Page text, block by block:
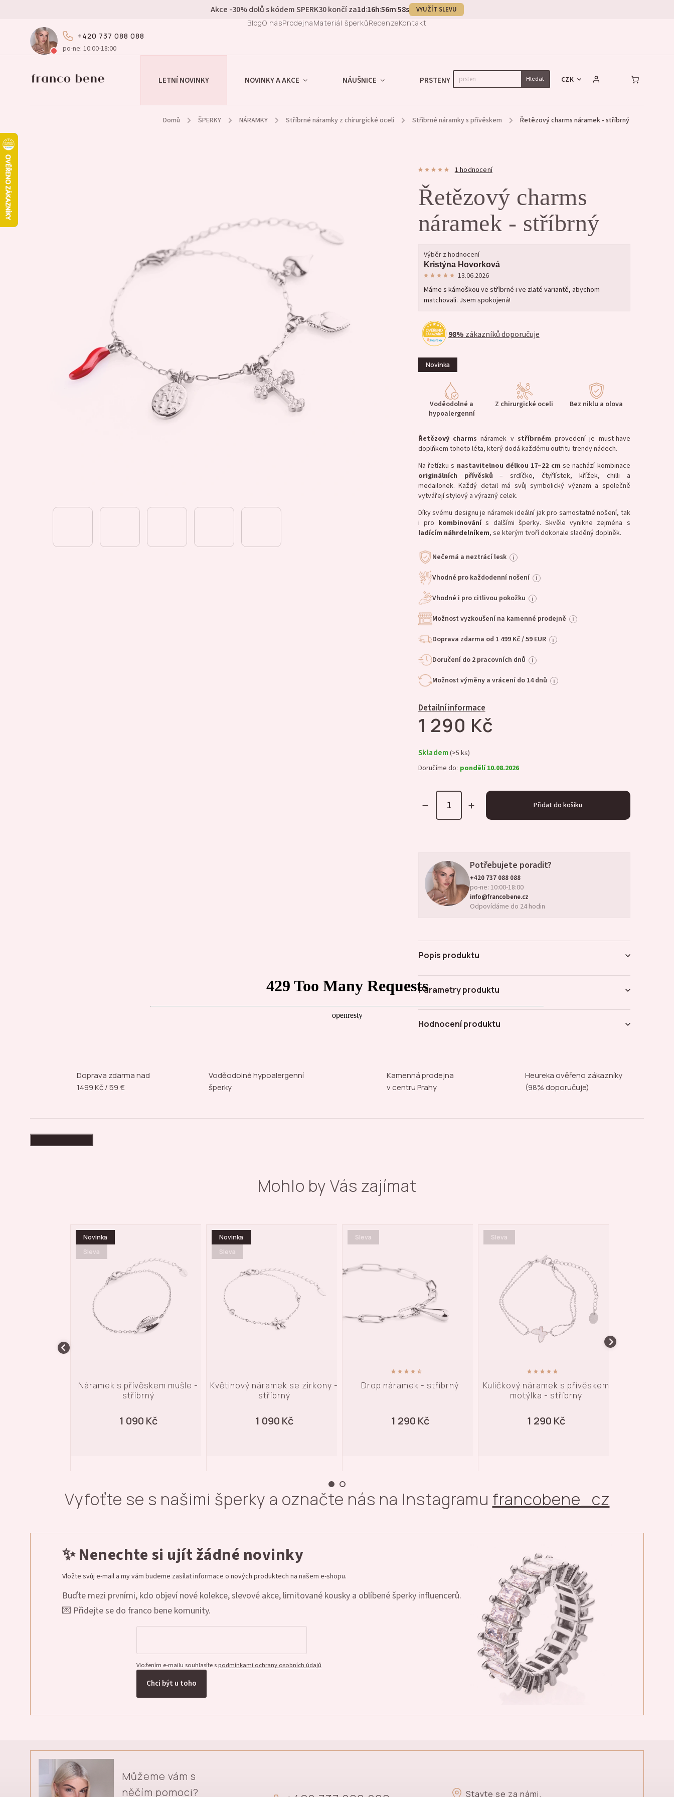
Akce -30% dolů s kódem SPERK30 končí za1d:16h:56m:57s VYUŽÍT SLEVU
BlogO násProdejnaMateriál šperkůRecenzeKontakt
+420 737 088 088
po-ne: 10:00-18:00
Hledat CZK
LETNÍ NOVINKY NOVINKY A AKCE NÁUŠNICE PRSTENY NÁHRDELNÍKY NÁRAMKY
Domů / ŠPERKY / NÁRAMKY / Stříbrné náramky z chirurgické oceli / Stříbrné náramky s přívěskem / Řetězový charms náramek - stříbrný
1 hodnocení
Řetězový charms
náramek - stříbrný
Výběr z hodnocení
Kristýna Hovorková
13.06.2026
Máme s kámoškou ve stříbrné i ve zlaté variantě, abychom
matchovali. Jsem spokojená!
98% zákazníků doporučuje
1 290 Kč
Novinka
Voděodolné a
hypoalergenní
Z chirurgické oceli Bez niklu a olova
Řetězový charms náramek v stříbrném provedení je must-have
doplňkem tohoto léta, který dodá každému outfitu trendy nádech.
Na řetízku s nastavitelnou délkou 17–22 cm se nachází kombinace
originálních
přívěsků – srdíčko, čtyřlístek, křížek, chilli a
medailonek. Každý detail má svůj symbolický význam a společně
vytvářejí stylový a výrazný celek.
Díky svému designu je náramek ideální jak pro samostatné nošení, tak
i pro kombinovánís dalšími šperky. Skvěle vynikne zejména s
ladícím náhrdelníkem, se kterým tvoří dokonale sladěný doplněk.
Nečerná a neztrácí lesk i
Vhodné pro každodenní nošení i
Vhodné i pro citlivou pokožku i
Možnost vyzkoušení na kamenné prodejně i
Doprava zdarma od 1 499 Kč / 59 EUR i
Doručení do 2 pracovních dnů i
Možnost výměny a vrácení do 14 dnů i
Detailní informace
Skladem(>5 ks)
Doručíme do: pondělí 10.08.2026
Přidat do košíku
Potřebujete poradit?
+420 737 088 088
po-ne: 10:00-18:00
info@francobene.cz
Odpovídáme do 24 hodin
Popis produktu
Parametry produktu
Hodnocení produktu
Doprava zdarma nad
1499 Kč / 59 €
Voděodolné hypoalergenní
šperky
Kamenná prodejna
v centru Prahy
Heureka ověřeno zákazníky
(98% doporučuje)
Mohlo by Vás zajímat
Novinka
Sleva
Květinový náramek se zirkony -
stříbrný
1 090 Kč
Sleva
Drop náramek - stříbrný
1 290 Kč
Sleva
Kuličkový náramek s přívěskem
1 290 Kč
Sleva
Vintage náramek s přívěskem -
stříbrný
1 090 Kč
Vyfoťte se s našimi šperky a označte nás na Instagramu francobene_cz
✨ Nenechte si ujít žádné novinky
Vložte svůj e-mail a my vám budeme zasílat informace o nových produktech na našem e-shopu.
Buďte mezi prvními, kdo objeví nové kolekce, slevové akce, limitované kousky a oblíbené šperky influencerů.
💌 Přidejte se do franco bene komunity.
Vložením e-mailu souhlasíte s podmínkami ochrany osobních údajů
Chci být u toho
Můžeme vám s
něčím pomoci?
Stavte se za námi.